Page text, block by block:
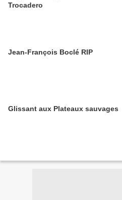
Trocadero
Jean-François Boclé RIP
Glissant aux Plateaux sauvages